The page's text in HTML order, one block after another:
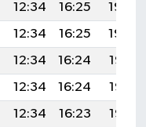
12:34 16:25
19:40
12:34 16:25
19:39
12:34 16:24
19:37
12:34 16:24
19:36
12:34 16:23
19:35